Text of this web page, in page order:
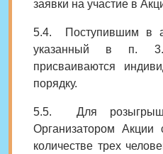
заявки на участие в
5.4. Поступившим в
указанный в п.
присваиваются
порядку.
5.5. Для
Организатором Акции
количестве трех